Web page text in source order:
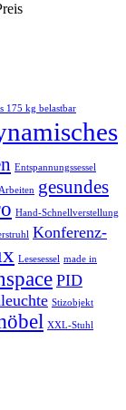
175 kg belastbar
Entspannungssessel
gesundes
Hand-Schnellverstellung
Konferenz-
Lesesessel made in
PID
Stizobjekt
XXL-Stuhl